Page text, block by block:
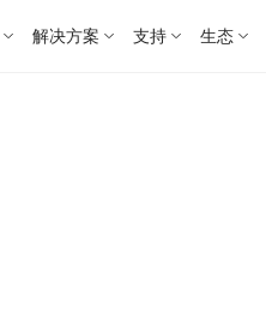
解决方案 支持 生态